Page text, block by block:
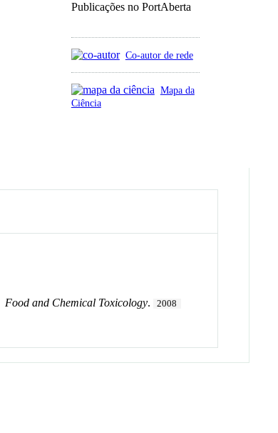
Publicações no PortAberta
Co-autor de rede
Mapa da
Ciência
Food and Chemical Toxicology. 2008